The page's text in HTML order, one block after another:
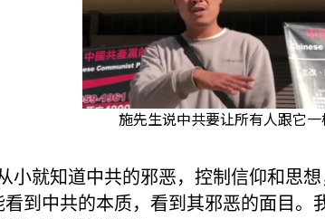
施先生说中共要让所有人跟它
小就知道中共的邪恶，控制信仰和思
到中共的本质，看到其邪恶的面目